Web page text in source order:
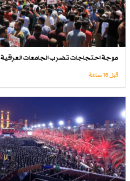
موجة احتجاجات تضرب الجامعات العراقية
قبل 18 ساعة